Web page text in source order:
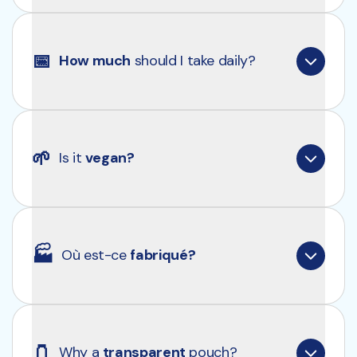
dissolves well.
📅 How much should I take daily?
collagen peptides daily. Always consult a
physician or nutritionist for personal advice.
🌱 Is it vegan?
therefore not suitable for vegetarians and vegans.
🏭 Où est-ce fabriqué?
Netherlands, so we stay in full control of quality
Why a transparent pouch?